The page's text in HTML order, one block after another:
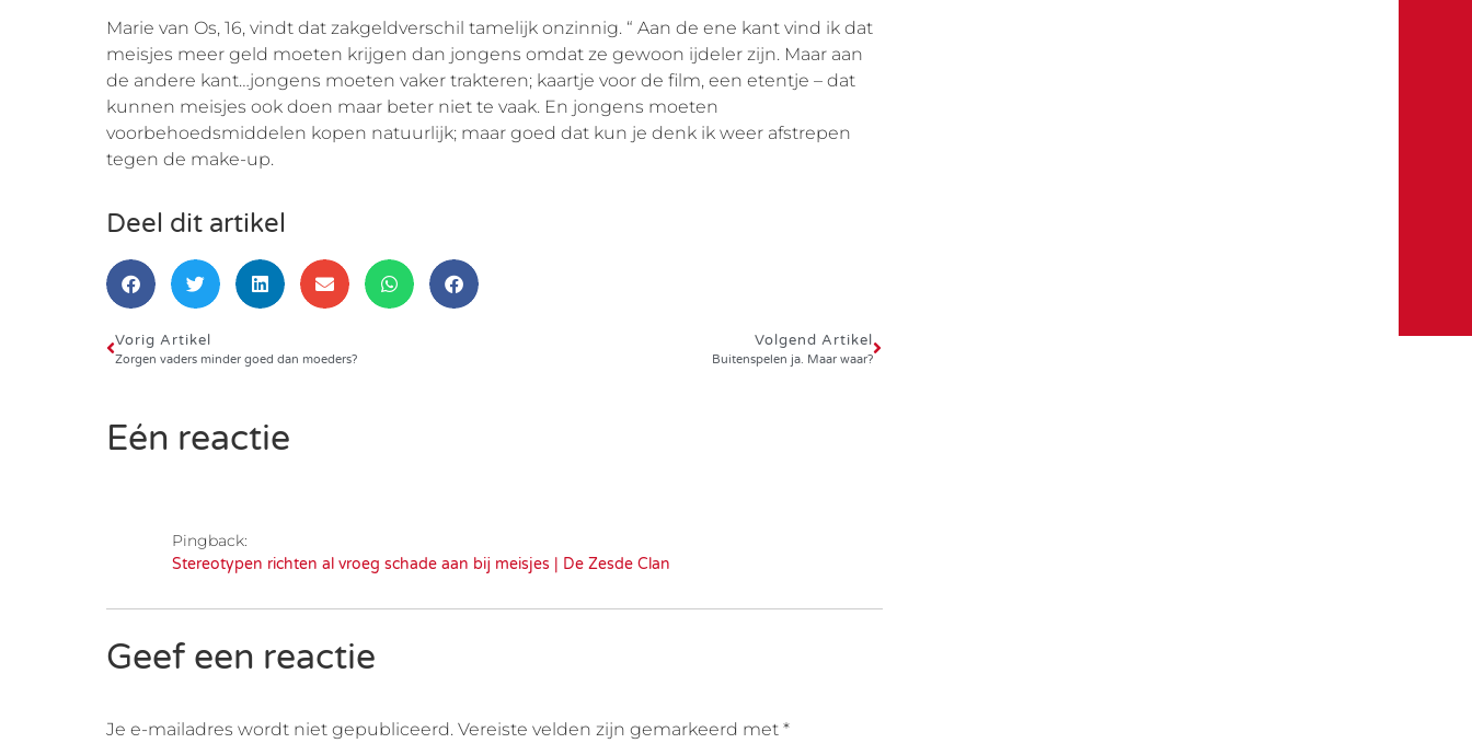
Marie van Os, 16, vindt dat zakgeldverschil tamelijk onzinnig. “ Aan de ene kant vind ik dat
meisjes meer geld moeten krijgen dan jongens omdat ze gewoon ijdeler zijn. Maar aan
de andere kant…jongens moeten vaker trakteren; kaartje voor de film, een etentje – dat
kunnen meisjes ook doen maar beter niet te vaak. En jongens moeten
voorbehoedsmiddelen kopen natuurlijk; maar goed dat kun je denk ik weer afstrepen
tegen de make-up.
Deel dit artikel
Vorig Artikel
Zorgen vaders minder goed dan moeders?
Volgend Artikel
Buitenspelen ja. Maar waar?
Eén reactie
Pingback:
Stereotypen richten al vroeg schade aan bij meisjes | De Zesde Clan
Geef een reactie
Je e-mailadres wordt niet gepubliceerd. Vereiste velden zijn gemarkeerd met *